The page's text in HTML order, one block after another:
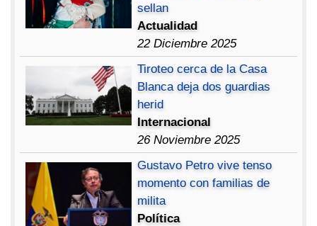
sellan
Actualidad
22 Diciembre 2025
Tiroteo cerca de la Casa
Blanca deja dos guardias
herid
Internacional
26 Noviembre 2025
Gustavo Petro vive tenso
momento con familias de
milita
Política